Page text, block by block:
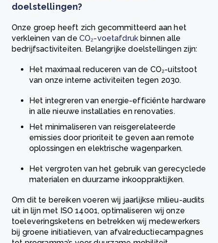
doelstellingen?
Onze groep heeft zich gecommitteerd aan het
verkleinen van de CO₂-voetafdruk binnen alle
bedrijfsactiviteiten. Belangrijke doelstellingen zijn:
Het maximaal reduceren van de CO₂-uitstoot
van onze interne activiteiten tegen 2030.
Het integreren van energie-efficiënte hardware
in alle nieuwe installaties en renovaties.
Het minimaliseren van reisgerelateerde
emissies door prioriteit te geven aan remote
oplossingen en elektrische wagenparken.
Het vergroten van het gebruik van gerecyclede
materialen en duurzame inkooppraktijken.
Om dit te bereiken voeren wij jaarlijkse milieu-audits
uit in lijn met ISO 14001, optimaliseren wij onze
toeleveringsketens en betrekken wij medewerkers
bij groene initiatieven, van afvalreductiecampagnes